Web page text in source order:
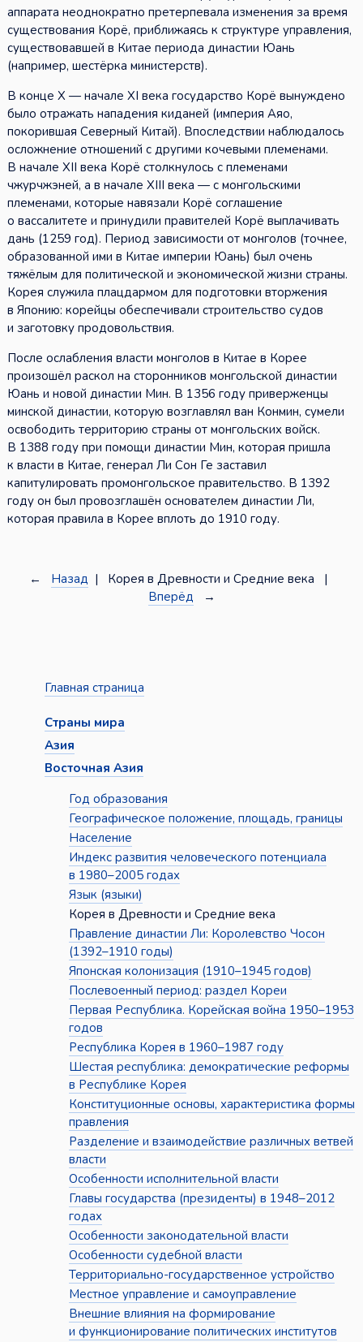
аппарата неоднократно претерпевала изменения за время
существования Корё, приближаясь к структуре управления,
существовавшей в Китае периода династии Юань
(например, шестёрка министерств).
В конце X — начале XI века государство Корё вынуждено
было отражать нападения киданей (империя Аяо,
покорившая Северный Китай). Впоследствии наблюдалось
осложнение отношений с другими кочевыми племенами.
В начале XII века Корё столкнулось с племенами
чжурчжэней, а в начале XIII века — с монгольскими
племенами, которые навязали Корё соглашение
о вассалитете и принудили правителей Корё выплачивать
дань (1259 год). Период зависимости от монголов (точнее,
образованной ими в Китае империи Юань) был очень
тяжёлым для политической и экономической жизни страны.
Корея служила плацдармом для подготовки вторжения
в Японию: корейцы обеспечивали строительство судов
и заготовку продовольствия.
После ослабления власти монголов в Китае в Корее
произошёл раскол на сторонников монгольской династии
Юань и новой династии Мин. В 1356 году приверженцы
минской династии, которую возглавлял ван Конмин, сумели
освободить территорию страны от монгольских войск.
В 1388 году при помощи династии Мин, которая пришла
к власти в Китае, генерал Ли Сон Ге заставил
капитулировать промонгольское правительство. В 1392
году он был провозглашён основателем династии Ли,
которая правила в Корее вплоть до 1910 году.
← Назад | Корея в Древности и Средние века |
Вперёд →
Главная страница
Страны мира
Азия
Восточная Азия
Год образования
Географическое положение, площадь, границы
Население
Индекс развития человеческого потенциала
в 1980–2005 годах
Язык (языки)
Корея в Древности и Средние века
Правление династии Ли: Королевство Чосон
(1392–1910 годы)
Японская колонизация (1910–1945 годов)
Послевоенный период: раздел Кореи
Первая Республика. Корейская война 1950–1953
годов
Республика Корея в 1960–1987 году
Шестая республика: демократические реформы
в Республике Корея
Конституционные основы, характеристика формы
правления
Разделение и взаимодействие различных ветвей
власти
Особенности исполнительной власти
Главы государства (президенты) в 1948–2012
годах
Особенности законодательной власти
Особенности судебной власти
Территориально-государственное устройство
Местное управление и самоуправление
Внешние влияния на формирование
и функционирование политических институтов